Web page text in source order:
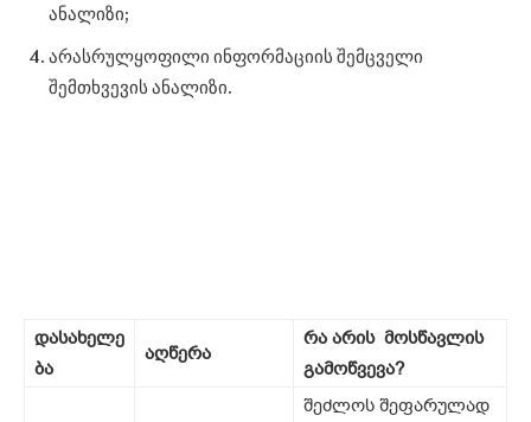
ანალიზი;
არასრულყოფილი ინფორმაციის შემცველი
შემთხვევის ანალიზი.
დასახელე
ბა
აღწერა
რა არის მოსწავლის
გამოწვევა?
შეძლოს შეფარულად